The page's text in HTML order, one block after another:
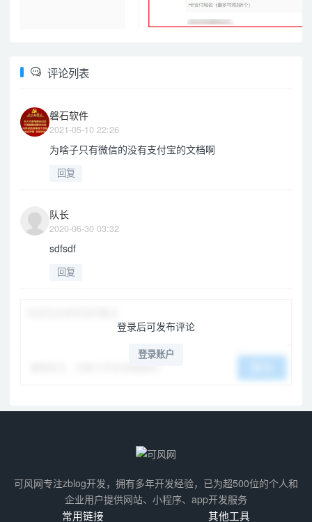
评论列表
磐石软件
2021-05-10 22:26
为啥子只有微信的没有支付宝的文档啊
回复
队长
2020-06-30 03:32
sdfsdf
回复
登录后可发布评论
登录账户
可风网专注zblog开发，拥有多年开发经验，已为超500位的个人和
企业用户提供网站、小程序、app开发服务
常用链接 其他工具